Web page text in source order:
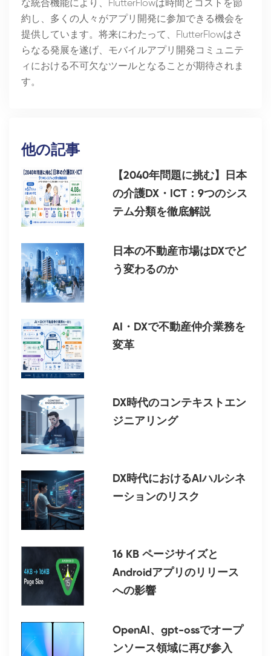
な統合機能により、FlutterFlowは時間とコストを節
約し、多くの人々がアプリ開発に参加できる機会を
提供しています。将来にわたって、FlutterFlowはさ
らなる発展を遂げ、モバイルアプリ開発コミュニテ
ィにおける不可欠なツールとなることが期待されま
す。
他の記事
【2040年問題に挑む】日本
の介護DX・ICT：9つのシス
テム分類を徹底解説
日本の不動産市場はDXでど
う変わるのか
AI・DXで不動産仲介業務を
変革
DX時代のコンテキストエン
ジニアリング
DX時代におけるAIハルシネ
ーションのリスク
16 KB ページサイズと
Androidアプリのリリース
への影響
OpenAI、gpt-ossでオープ
ンソース領域に再び参入